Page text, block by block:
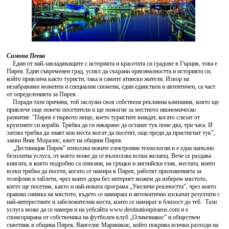
Симона Пеева
Един от най-завладяващите с историята и красотата си градове в Гърция, това е
Пирея. Един съвременен град, успял да съхрани оригиналността и историята си,
който привлича както туристи, така и самите атински жители. Извор на
незабравими моменти и специални спомени, един единствен и автентичен, са част
от определенията за Пирея.
Поради тази причина, той заслужи своя собствена рекламна кампания, която ще
привлече още повече посетители и ще помогне за местното икономическо
развитие. ”Пирея е първото нещо, което туристите виждат, когато слязат от
круизните си кораби. Трябва да ги накараме да останат тук поне два, три часа. И
затова трябва да знаят кои места могат да посетят, още преди да пристигнат тук”,
заяви Янис Моралис, кмет на община Пирея.
„Дестинация Пирея” използва новите електронни технологии и е една напълно
безплатна услуга, от която може да се възползва всеки желаещ. Вече се раздава
книгата, в която подробно са описани, на гръцки и английски език, местата, които
всеки трябва да посети, когато се намира в Пирея, работят приложенията за
телефони и таблети, чрез които дори без интернет можем да изберем мястото,
което ще посетим, както и най-новата програма „Увеличи реалността”, чрез която
правиш снимка на мястото, където се намираш и автоматично изскачат резултати с
най-интерестните и забележителни места, които се намират в близост до теб. Тази
услуга може да се намери и на уебсайта www.destinationpiraeus.com и е
спонсорирана от собственика на футболен клуб „Олимпиакос” и обществен
съветник в община Пирея, Вангелис Маринакис, който покрива всички разходи на